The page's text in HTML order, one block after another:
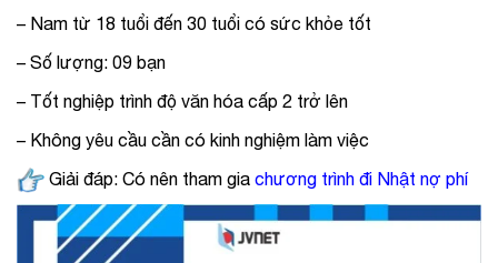
– Nam từ 18 tuổi đến 30 tuổi có sức khỏe tốt
– Số lượng: 09 bạn
– Tốt nghiệp trình độ văn hóa cấp 2 trở lên
– Không yêu cầu cần có kinh nghiệm làm việc
Giải đáp: Có nên tham gia chương trình đi Nhật nợ phí